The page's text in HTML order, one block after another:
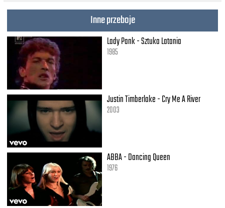
Inne przeboje
Lady Pank - Sztuka Latania
1985
Justin Timberlake - Cry Me A River
2003
ABBA - Dancing Queen
1976